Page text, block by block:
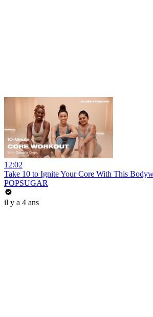
12:02
Take 10 to Ignite Your Core With This
POPSUGAR
il y a 4 ans